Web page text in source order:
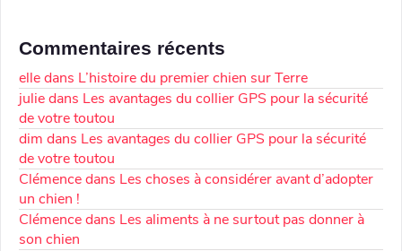
Commentaires récents
elledans L’histoire du premier chien sur Terre
juliedans Les avantages du collier GPS pour la sécurité
de votre toutou
dim dans Les avantages du collier GPS pour la sécurité
de votre toutou
Clémencedans Les choses à considérer avant d’adopter
un chien !
Clémencedans Les aliments à ne surtout pas donner à
son chien